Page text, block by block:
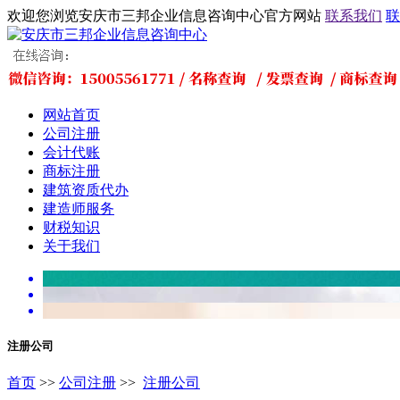
欢迎您浏览安庆市三邦企业信息咨询中心官方网站 联系我们
网站首页
公司注册
会计代账
商标注册
建筑资质代办
建造师服务
财税知识
关于我们
注册公司
首页 >> 公司注册 >> 注册公司